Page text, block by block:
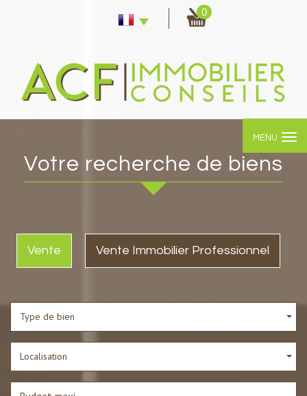
0
MENU
votre recherche de biens
Vente Vente Immobilier Professionnel
Type de bien
Localisation